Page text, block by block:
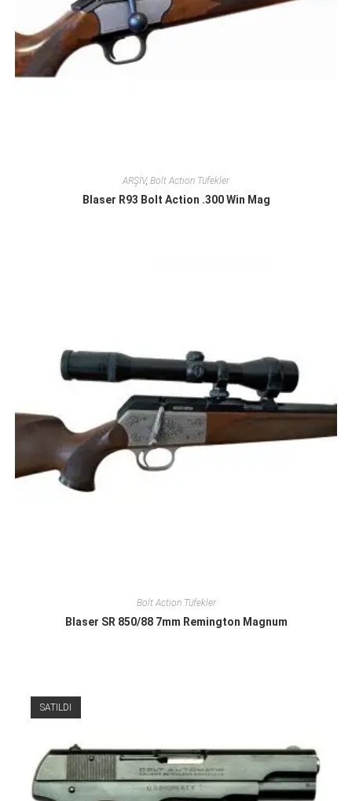
ARŞİV, Bolt Action Tüfekler
Blaser R93 Bolt Action .300 Win Mag
Bolt Action Tüfekler
Blaser SR 850/88 7mm Remington Magnum
SATILDI